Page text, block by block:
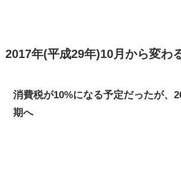
2017年(平成29年)10月から変わ
消費税が10%になる予定だったが、
期へ